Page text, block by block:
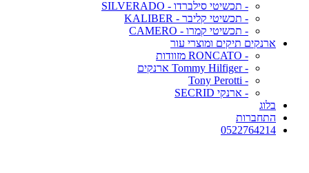
- תכשיטי סילברדו - SILVERADO
- תכשיטי קליבר - KALIBER
- תכשיטי קמרו - CAMERO
ארנקים תיקים ומוצרי עור
- RONCATO מזוודות
- Tommy Hilfiger ארנקים
- Tony Perotti
- ארנקי SECRID
בלוג
התחברות
0522764214